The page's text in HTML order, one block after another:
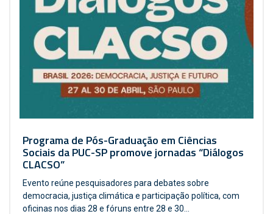
Programa de Pós-Graduação em Ciências
Sociais da PUC-SP promove jornadas “Diálogos
CLACSO”
Evento reúne pesquisadores para debates sobre
democracia, justiça climática e participação política, com
oficinas nos dias 28 e fóruns entre 28 e 30...